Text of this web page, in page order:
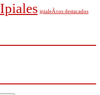
Ipiales ipialeÃ±os destacados